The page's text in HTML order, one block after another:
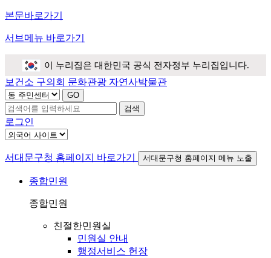
본문바로가기
서브메뉴 바로가기
이 누리집은 대한민국 공식 전자정부 누리집입니다.
보건소 구의회 문화관광 자연사박물관
검색
로그인
서대문구청 홈페이지 바로가기 서대문구청 홈페이지 메뉴 노출
종합민원
종합민원
친절한민원실
민원실 안내
행정서비스 헌장